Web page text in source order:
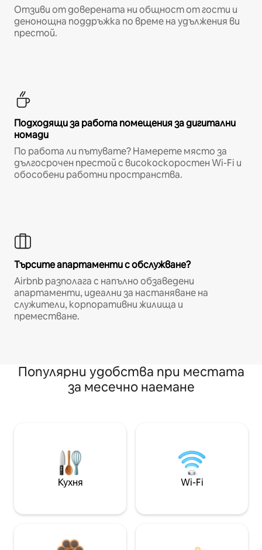
Отзиви от доверената ни общност от гости и
денонощна поддръжка по време на удължения ви
престой.
Подходящи за работа помещения за дигитални
номади
По работа ли пътувате? Намерете място за
дългосрочен престой с високоскоростен Wi-Fi и
обособени работни пространства.
Търсите апартаменти с обслужване?
Airbnb разполага с напълно обзаведени
апартаменти, идеални за настаняване на
служители, корпоративни жилища и
преместване.
Популярни удобства при местата
за месечно наемане
Кухня Wi-Fi